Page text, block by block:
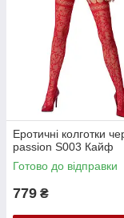
Еротичні колготки
passion S003 Кайф
Готово до відправки
779 ₴